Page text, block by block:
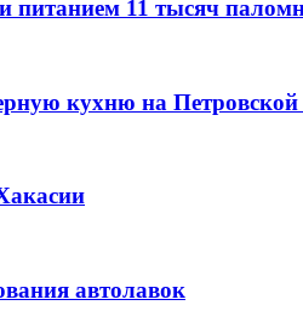
питанием 11 тысяч
кухню на
автолавок